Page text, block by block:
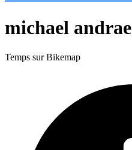
michael andrae
Temps sur Bikemap